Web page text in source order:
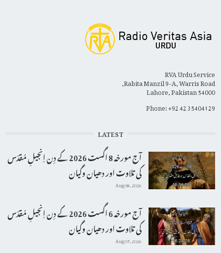
RVA Urdu Service
Rabita Manzil 9-A, Warris Road,
Lahore, Pakistan 54000
Phone: +92 42 35404129
LATEST
آج مورخہ 8 اگست 2026 کے دِن اِنجیلِ مُقدّس
کی تلاوت اور دھیان وگیان
Aug 08, 2026
آج مورخہ 6 اگست 2026 کے دِن اِنجیلِ مُقدّس
کی تلاوت اور دھیان وگیان
Aug 07, 2026